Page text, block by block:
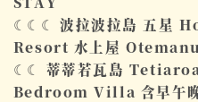
☾☾☾ 波拉波拉島 五星
Resort 水上屋
☾☾ 蒂蒂若瓦島
Bedroom Villa 含早午​